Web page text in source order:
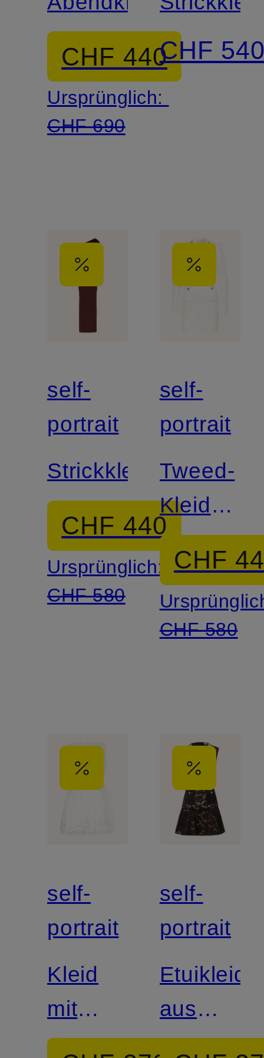
CHF 440
Ursprünglich:
CHF 690
CHF
self-
portrait
Strickkleid
CHF 440
Ursprünglich:
CHF 580
self-
portrait
Tweed-
Kleid
mit
CHF
CHF 580
self-
portrait
Kleid
mit
Lochspitze
self-
portrait
Etuikleid
aus
Spitze